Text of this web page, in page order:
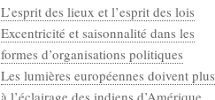
L’esprit des lieux et l’esprit des lois
Excentricité et saisonnalité dans les
formes d’organisations politiques
Les lumières européennes doivent plus
à l’éclairage des indiens d’Amérique